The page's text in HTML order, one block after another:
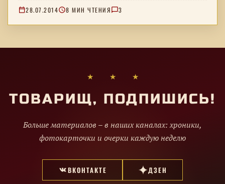
особенности производства и оформление бутылок и
28.07.2014 8 МИН ЧТЕНИЯ 3
★ ★ ★
ТОВАРИЩ, ПОДПИШИСЬ!
Больше материалов – в наших каналах: хроники,
фотокарточки и очерки каждую неделю
ВКОНТАКТЕ ДЗЕН